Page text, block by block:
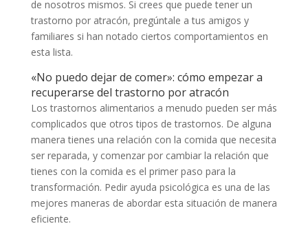
de nosotros mismos. Si crees que puede tener un
trastorno por atracón, pregúntale a tus amigos y
familiares si han notado ciertos comportamientos en
esta lista.
«No puedo dejar de comer»: cómo empezar a
recuperarse del trastorno por atracón
Los trastornos alimentarios a menudo pueden ser más
complicados que otros tipos de trastornos. De alguna
manera tienes una relación con la comida que necesita
ser reparada, y comenzar por cambiar la relación que
tienes con la comida es el primer paso para la
transformación. Pedir ayuda psicológica es una de las
mejores maneras de abordar esta situación de manera
eficiente.